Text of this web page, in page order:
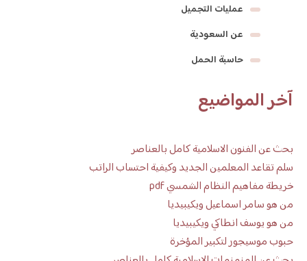
عمليات التجميل
عن السعودية
حاسبة الحمل
آخر المواضيع
بحث عن الفنون الاسلامية كامل بالعناصر
سلم تقاعد المعلمين الجديد وكيفية احتساب الراتب
خريطة مفاهيم النظام الشمسي pdf
من هو سامر اسماعيل ويكيبيديا
من هو يوسف انطاكي ويكيبيديا
حبوب موسيجور لتكبير المؤخرة